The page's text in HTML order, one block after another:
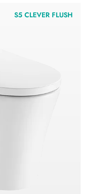
S5 CLEVER FLUSH